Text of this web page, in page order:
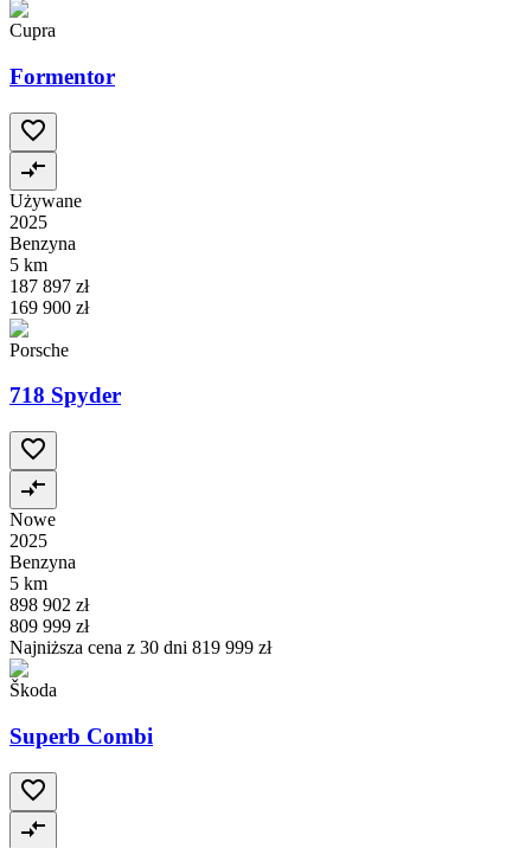
Cupra
Formentor
Używane
2025
Benzyna
5 km
187 897 zł
169 900 zł
Porsche
718 Spyder
Nowe
2025
Benzyna
5 km
898 902 zł
809 999 zł
Najniższa cena z 30 dni 819 999 zł
Škoda
Superb Combi